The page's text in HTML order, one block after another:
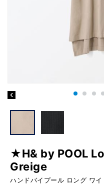
★H& by POOL
Greige
ハンドバイプール ロング ワ